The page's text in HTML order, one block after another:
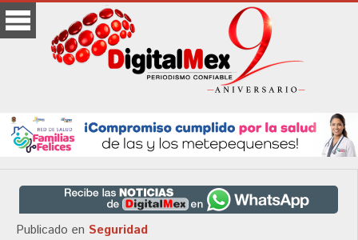
Publicado en Seguridad